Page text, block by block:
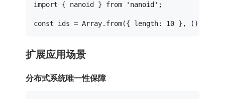
import { nanoid } from 'nanoid' ;
const ids = Array. from({ length: 10 }, () =>
扩展应用场景
分布式系统唯一性保障